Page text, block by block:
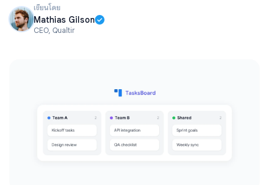
เขียนโดย
Mathias Gilson
CEO, Qualtir